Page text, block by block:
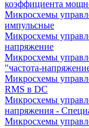
коэффициента
Микросхемы
импульсные
Микросхемы
напряжение
Микросхемы
"частота-
Микросхемы
RMS в DC
Микросхемы
напряжения -
Микросхемы